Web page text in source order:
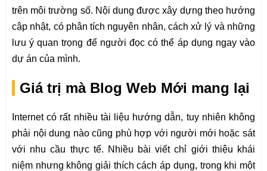
trên môi trường số. Nội dung được xây dựng theo hướng
cập nhật, có phân tích nguyên nhân, cách xử lý và những
lưu ý quan trọng để người đọc có thể áp dụng ngay vào
dự án của mình.
Giá trị mà Blog Web Mới mang lại
Internet có rất nhiều tài liệu hướng dẫn, tuy nhiên không
phải nội dung nào cũng phù hợp với người mới hoặc sát
với nhu cầu thực tế. Nhiều bài viết chỉ giới thiệu khái
niệm nhưng không giải thích cách áp dụng, trong khi một